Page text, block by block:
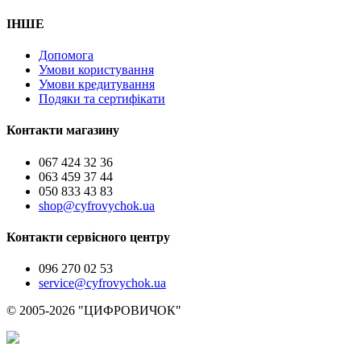
ІНШЕ
Допомога
Умови користування
Умови кредитування
Подяки та сертифікати
Контакти магазину
067 424 32 36
063 459 37 44
050 833 43 83
shop@cyfrovychok.ua
Контакти сервісного центру
096 270 02 53
service@cyfrovychok.ua
© 2005-2026 "ЦИФРОВИЧОК"